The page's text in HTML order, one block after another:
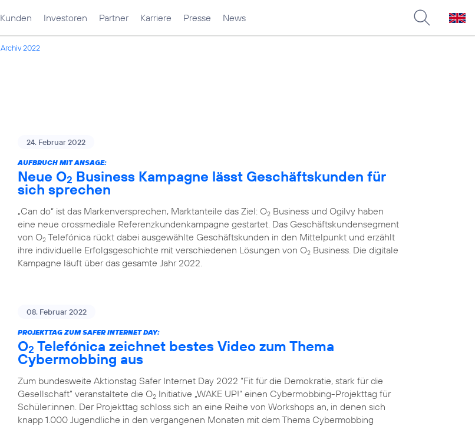
Kunden Investoren Partner Karriere Presse News
Archiv 2022
24. Februar 2022
AUFBRUCH MIT ANSAGE:
Neue O2 Business Kampagne lässt Geschäftskunden für
sich sprechen
„Can do“ ist das Markenversprechen, Marktanteile das Ziel: O2 Business und Ogilvy haben
eine neue crossmediale Referenzkundenkampagne gestartet. Das Geschäftskundensegment
von O2 Telefónica rückt dabei ausgewählte Geschäftskunden in den Mittelpunkt und erzählt
ihre individuelle Erfolgsgeschichte mit verschiedenen Lösungen von O2 Business. Die digitale
Kampagne läuft über das gesamte Jahr 2022.
08. Februar 2022
PROJEKTTAG ZUM SAFER INTERNET DAY:
O2 Telefónica zeichnet bestes Video zum Thema
Cybermobbing aus
Zum bundesweite Aktionstag Safer Internet Day 2022 “Fit für die Demokratie, stark für die
Gesellschaft” veranstaltete die O2 Initiative „WAKE UP!“ einen Cybermobbing-Projekttag für
Schüler:innen. Der Projekttag schloss sich an eine Reihe von Workshops an, in denen sich
knapp 1.000 Jugendliche in den vergangenen Monaten mit dem Thema Cybermobbing